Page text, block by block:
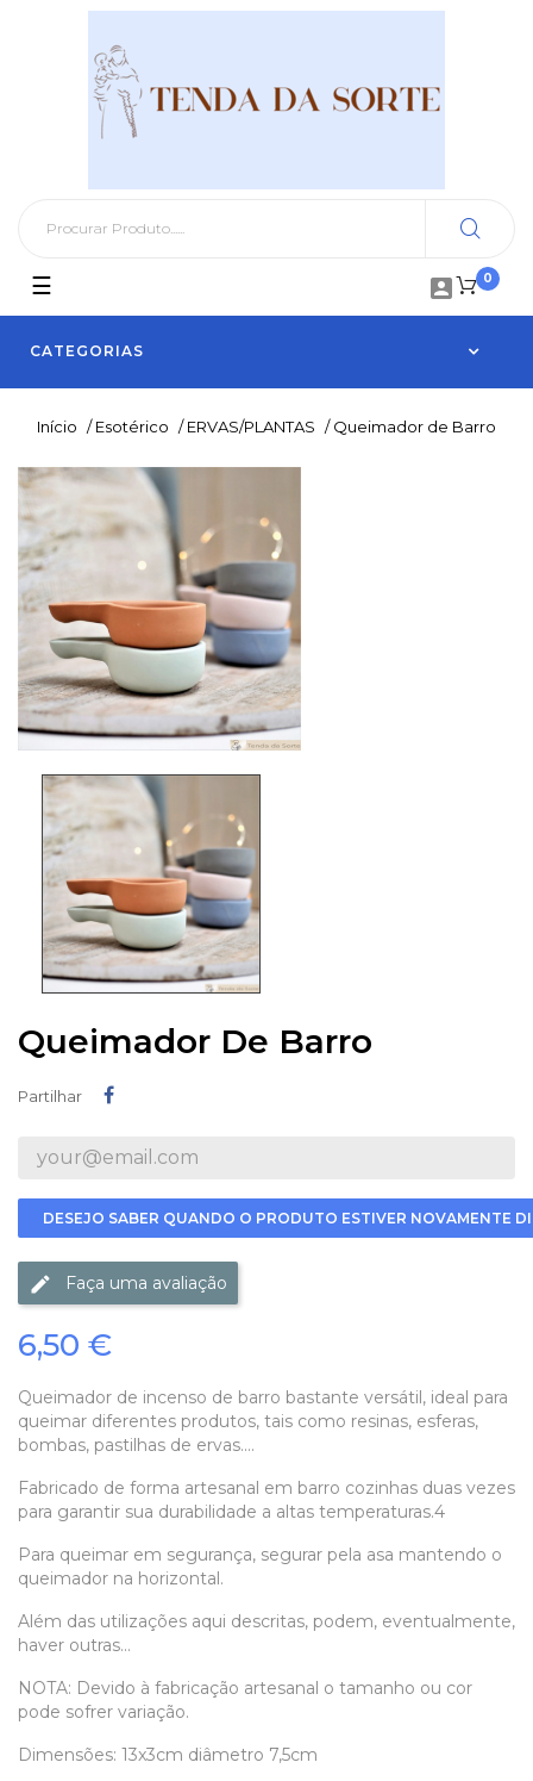
0

CATEGORIAS
Toggle
navigation
☰
Início / Esotérico / ERVAS/PLANTAS / Queimador de Barro
Queimador De Barro
Partilhar
DESEJO SABER QUANDO O PRODUTO ESTIVER NOVAMENTE
Faça uma avaliação
6,50 €
Queimador de incenso de barro bastante versátil, ideal para
queimar diferentes produtos, tais como resinas, esferas,
bombas, pastilhas de ervas....
Fabricado de forma artesanal em barro cozinhas duas vezes
para garantir sua durabilidade a altas temperaturas.4
Para queimar em segurança, segurar pela asa mantendo o
queimador na horizontal.
Além das utilizações aqui descritas, podem, eventualmente,
haver outras...
NOTA: Devido à fabricação artesanal o tamanho ou cor
pode sofrer variação.
Dimensões: 13x3cm diâmetro 7,5cm